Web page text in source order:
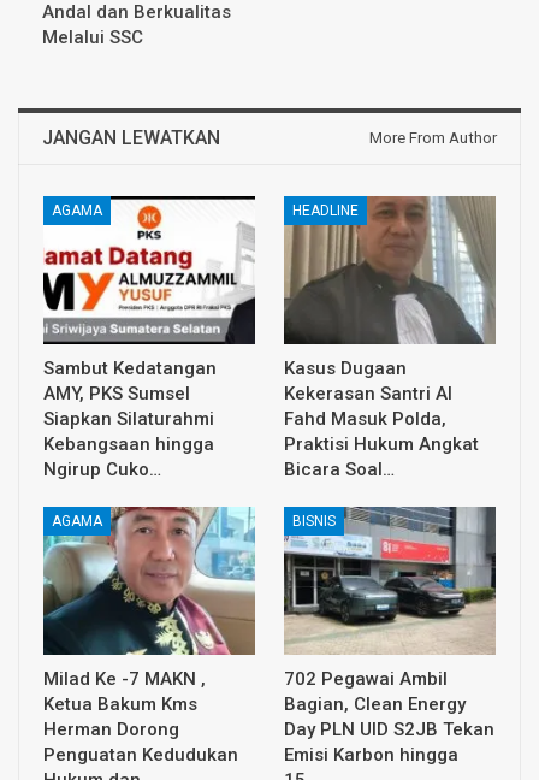
Andal dan Berkualitas
Melalui SSC
JANGAN LEWATKAN More From Author
AGAMA
Sambut Kedatangan
AMY, PKS Sumsel
Siapkan Silaturahmi
Kebangsaan hingga
Ngirup Cuko…
HEADLINE
Kasus Dugaan
Kekerasan Santri Al
Fahd Masuk Polda,
Praktisi Hukum Angkat
Bicara Soal…
AGAMA
Milad Ke -7 MAKN ,
Ketua Bakum Kms
Herman Dorong
Penguatan Kedudukan
BISNIS
702 Pegawai Ambil
Bagian, Clean Energy
Day PLN UID S2JB Tekan
Emisi Karbon hingga